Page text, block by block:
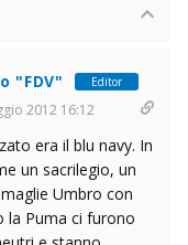
"FDV" Editor
2012 16:12
era il blu navy. In
un sacrilegio, un
Umbro con
la Puma ci furono